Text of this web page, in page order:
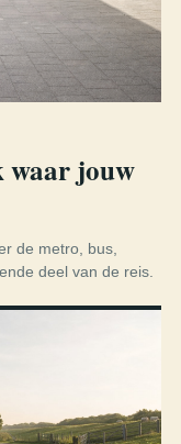
waar jouw
de metro, bus,
deel van de reis.